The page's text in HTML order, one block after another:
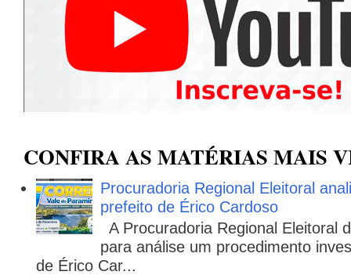
CONFIRA AS MATÉRIAS MAIS
Procuradoria Regional Eleitoral
prefeito de Érico Cardoso
A Procuradoria Regional Eleitoral
para análise um procedimento
de Érico Car...